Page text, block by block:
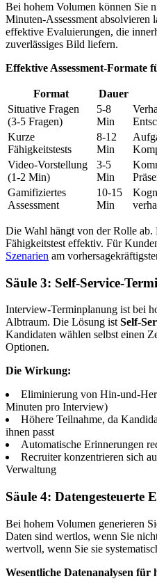
Bei hohem Volumen können Sie
Minuten-Assessment absolvieren
effektive Evaluierungen, die
zuverlässiges Bild liefern.
Effektive Assessment-Formate
Format Dauer
Situative Fragen
(3-5 Fragen)
5-8
Min
Kurze
Fähigkeitstests
8-12
Min
Video-Vorstellung
(1-2 Min)
3-5
Min
Gamifiziertes
Assessment
10-15
Min
Die Wahl hängt von der Rolle
Fähigkeitstest effektiv. Für
Szenarien am
Säule 3: Self-Service-
Interview-Terminplanung ist bei
Albtraum. Die Lösung istSelf-
Kandidaten wählen selbst einen
Optionen.
Die Wirkung:
Eliminierung von Hin-und-
Minuten pro Interview)
Höhere Teilnahme, da
ihnen passt
Automatische Erinnerungen
Recruiter konzentrieren sich
Verwaltung
Säule 4: Datengesteuerte
Bei hohem Volumen generieren
Daten sind wertlos, wenn Sie
wertvoll, wenn Sie sie
Wesentliche Datenanalysen für